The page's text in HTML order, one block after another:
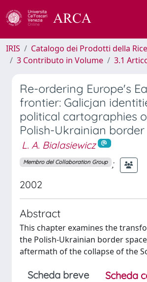
IRIS
Catalogo dei Prodotti della
3 Contributo in Volume
3.1
Re-ordering Europe's
frontier: Galicjan
political cartographies
Polish-Ukrainian border
L. A. Bialasiewicz
Membro del Collaboration Group ;
2002
Abstract
This chapter examines the
the Polish-Ukrainian border
aftermath of the collapse of the
Scheda breve
Scheda